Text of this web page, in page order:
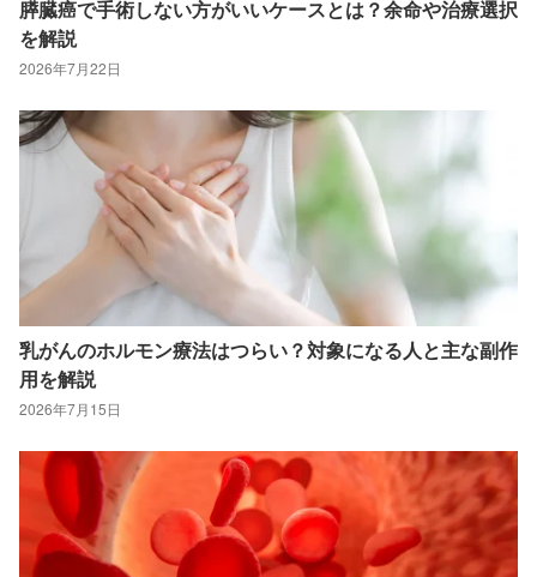
膵臓癌で手術しない方がいいケースとは？余命や治療選択
を解説
2026年7月22日
乳がんのホルモン療法はつらい？対象になる人と主な副作
用を解説
2026年7月15日